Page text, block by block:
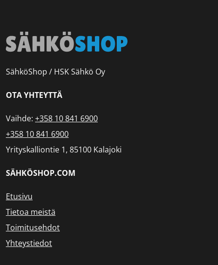
SähköShop / HSK Sähkö Oy
OTA YHTEYTTÄ
Vaihde: +358 10 841 6900
+358 10 841 6900
Yrityskalliontie 1, 85100 Kalajoki
SÄHKÖSHOP.COM
Etusivu
Tietoa meistä
Toimitusehdot
Yhteystiedot